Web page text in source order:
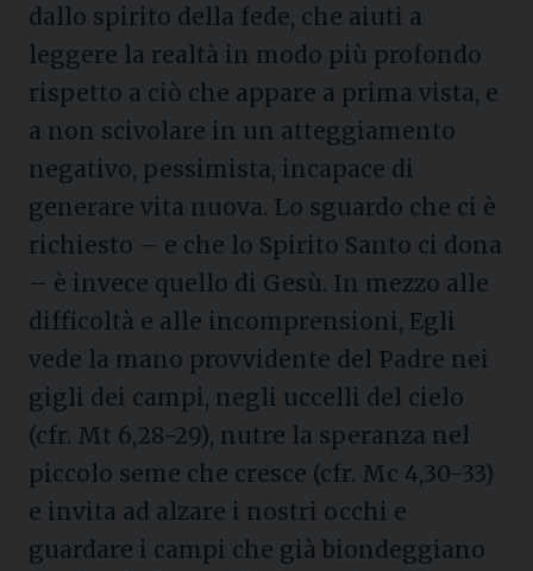
dallo spirito della fede, che aiuti a
leggere la realtà in modo più profondo
rispetto a ciò che appare a prima vista, e
a non scivolare in un atteggiamento
negativo, pessimista, incapace di
generare vita nuova. Lo sguardo che ci è
richiesto – e che lo Spirito Santo ci dona
– è invece quello di Gesù. In mezzo alle
difficoltà e alle incomprensioni, Egli
vede la mano provvidente del Padre nei
gigli dei campi, negli uccelli del cielo
(cfr. Mt 6,28-29), nutre la speranza nel
piccolo seme che cresce (cfr. Mc 4,30-33)
e invita ad alzare i nostri occhi e
guardare i campi che già biondeggiano